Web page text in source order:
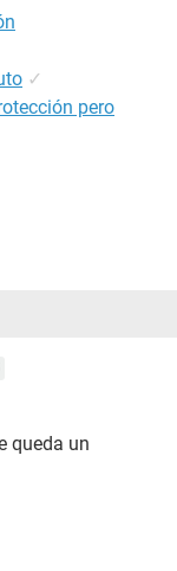
✓
pero
queda un